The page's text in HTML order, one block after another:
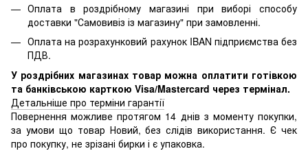
Оплата в роздрібному магазині при виборі способу
доставки "Самовивіз із магазину" при замовленні.
Оплата на розрахунковий рахунок IBAN підприємства без
ПДВ.
У роздрібних магазинах товар можна оплатити готівкою
та банківською карткою Visa/Mastercard через термінал.
Детальніше про терміни гарантії
Повернення можливе протягом 14 днів з моменту покупки,
за умови що товар Новий, без слідів використання. Є чек
про покупку, не зрізані бирки і є упаковка.